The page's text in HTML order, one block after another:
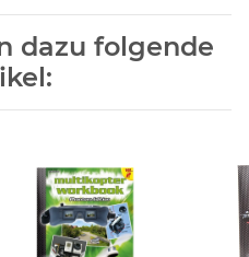
dazu folgende